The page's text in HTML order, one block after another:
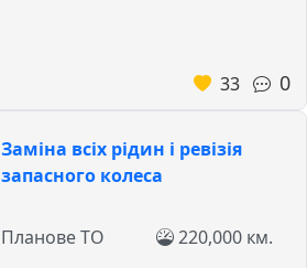
33 0
Заміна всіх рідин і ревізія
запасного колеса
Планове ТО 220,000 км.